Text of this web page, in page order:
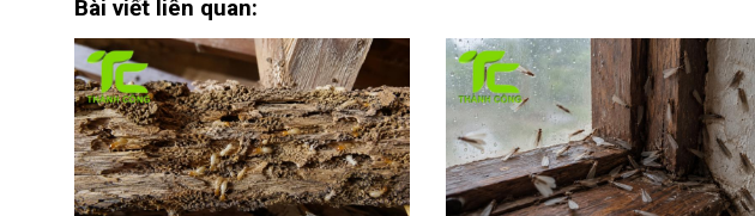
Bài viết liên quan: